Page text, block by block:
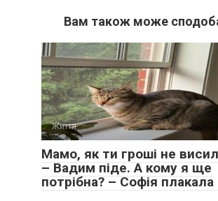
Вам також може
Життя
Мамо, як ти гроші не
– Вадим піде. А кому я ще
потрібна? – Софія плакала